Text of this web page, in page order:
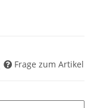
Frage zum Artikel